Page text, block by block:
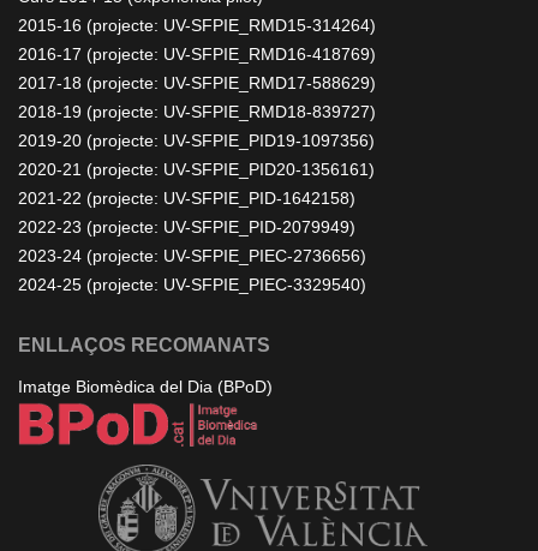
2015-16 (projecte: UV-SFPIE_RMD15-314264)
2016-17 (projecte: UV-SFPIE_RMD16-418769)
2017-18 (projecte: UV-SFPIE_RMD17-588629)
2018-19 (projecte: UV-SFPIE_RMD18-839727)
2019-20 (projecte: UV-SFPIE_PID19-1097356)
2020-21 (projecte: UV-SFPIE_PID20-1356161)
2021-22 (projecte: UV-SFPIE_PID-1642158)
2022-23 (projecte: UV-SFPIE_PID-2079949)
2023-24 (projecte: UV-SFPIE_PIEC-2736656)
2024-25 (projecte: UV-SFPIE_PIEC-3329540)
ENLLAÇOS RECOMANATS
Imatge Biomèdica del Dia (BPoD)